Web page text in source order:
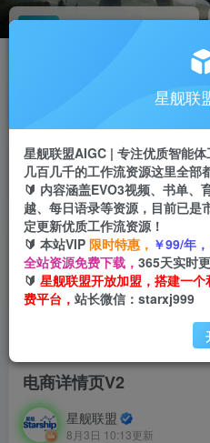
加入会员
每周免费工作流体验
站长招募
推荐
项目周期预估10年
电商详情页V2
星舰联盟
8月3日 10:13更新
星舰联
星舰联盟AIGC | 专注优质智能
几百几千的工作流资源这里全部
🔰 内容涵盖EVO3视频、书单、
越、每日语录等资源，目前已是
定更新优质工作流资源！
🔰 本站VIP 限时特惠， ￥99/年
全站资源免费下载， 365天实时
🔰 星舰联盟开放加盟，搭建一
费平台， 站长微信：starxj999